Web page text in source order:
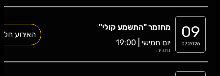
09
07.2026
מחזמר "התשמע קולי"
יום חמישי | 19:00
נתניה
האירוע